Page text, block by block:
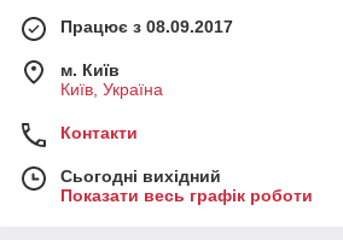
Працює з 08.09.2017
м. Київ
Київ, Україна
Контакти
Сьогодні вихідний
Показати весь графік роботи